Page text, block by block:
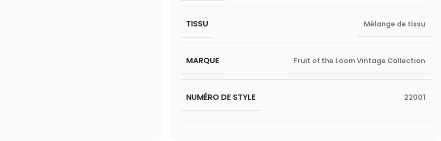
TISSU Mélange de tissu
MARQUE Fruit of the Loom Vintage Collection
NUMÉRO DE STYLE 22001